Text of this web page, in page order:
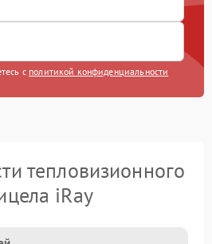
с политикой конфиденциальности
тепловизионного
iRay